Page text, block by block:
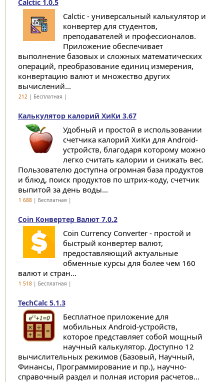
Calctic 1.0.5
Calctic - универсальный калькулятор и
конвертер для студентов,
преподавателей и профессионалов.
Приложение обеспечивает
выполнение базовых и сложных математических
операций, преобразование единиц измерения,
конвертацию валют и множество других
вычислений...
212| Бесплатная |
Калькулятор калорий ХиКи 3.67
Удобный и простой в использовании
счетчика калорий ХиКи для Android-
устройств, благодаря которому можно
легко считать калории и снижать вес.
Пользователю доступна огромная база продуктов
и блюд, поиск продуктов по штрих-коду, счетчик
выпитой за день воды...
1 688| Бесплатная |
Coin Конвертер Валют 7.0.2
Coin Currency Converter - простой и
быстрый конвертер валют,
предоставляющий актуальные
обменные курсы для более чем 160
валют и стран...
1 518| Бесплатная |
TechCalc 5.1.3
Бесплатное приложение для
мобильных Android-устройств,
которое представляет собой мощный
научный калькулятор. Доступно 12
вычислительных режимов (Базовый, Научный,
Финансы, Программирование и пр.), научно-
справочный раздел и полная история расчетов...